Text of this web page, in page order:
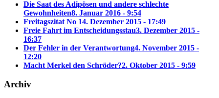
Die Saat des Adipösen und andere schlechte
Gewohnheiten8. Januar 2016 - 9:54
Freitagszitat No 14. Dezember 2015 - 17:49
Freie Fahrt im Entscheidungsstau3. Dezember 2015 -
16:37
Der Fehler in der Verantwortung4. November 2015 -
12:20
Macht Merkel den Schröder?2. Oktober 2015 - 9:59
Archiv